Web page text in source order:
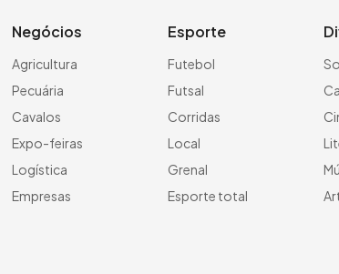
Negócios
Agricultura
Pecuária
Cavalos
Expo-feiras
Logística
Empresas
Esporte
Futebol
Futsal
Corridas
Local
Grenal
Esporte total